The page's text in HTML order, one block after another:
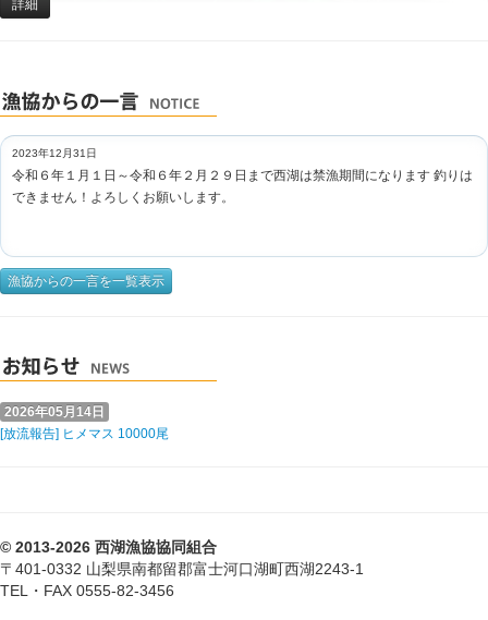
詳細
2023年12月31日
令和６年１月１日～令和６年２月２９日まで西湖は禁漁期間になります 釣りは
できません！よろしくお願いします。
漁協からの一言を一覧表示
2026年05月14日
[放流報告] ヒメマス 10000尾
© 2013-2026 西湖漁協協同組合
〒401-0332 山梨県南都留郡富士河口湖町西湖2243-1
TEL・FAX 0555-82-3456